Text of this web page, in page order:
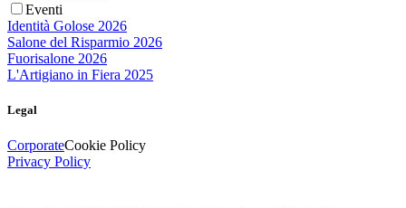
Eventi
Identità Golose 2026
Salone del Risparmio 2026
Fuorisalone 2026
L'Artigiano in Fiera 2025
Legal
CorporateCookie Policy
Privacy Policy